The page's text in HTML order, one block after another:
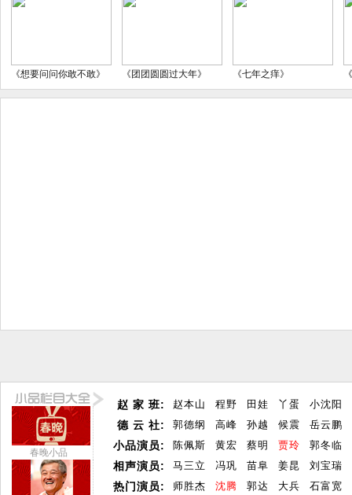
《想要问问你敢不敢》 《团团圆圆过大年》 《七年之痒》
春晚小品
赵 家 班:
德 云 社:
小品演员:
相声演员:
热门演员:
赵本山 程野 田娃 丫蛋
小沈阳
郭德纲
高峰 孙越 候震
岳云鹏
陈佩斯
黄宏 蔡明 贾玲
郭冬临
马三立
冯巩 苗阜 姜昆
刘宝瑞
师胜杰
沈腾 郭达 大兵 石富宽